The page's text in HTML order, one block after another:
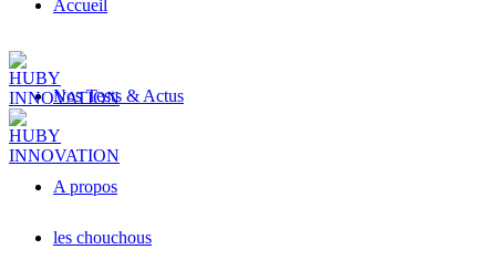
Accueil
Nos Tests & Actus
A propos
les chouchous